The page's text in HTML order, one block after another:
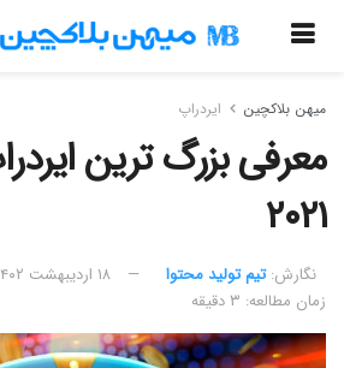
میهن بلاکچین ایردراپ
معرفی بزرگ ترین
۲۰۲۱
نگارش:‌ تیم تولید محتوا
۱۸ اردیبهشت ۱۴۰۲ - ۱۳:۴۰
زمان مطالعه: ۳ دقیقه